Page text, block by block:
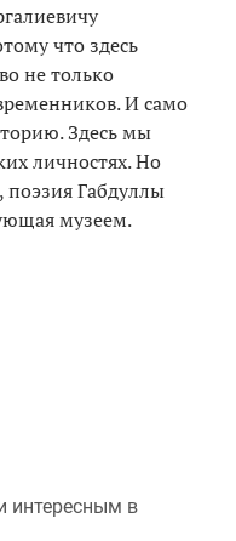
что здесь
не только
И само
Здесь мы
личностях. Но
Габдуллы
музеем.
интересным в